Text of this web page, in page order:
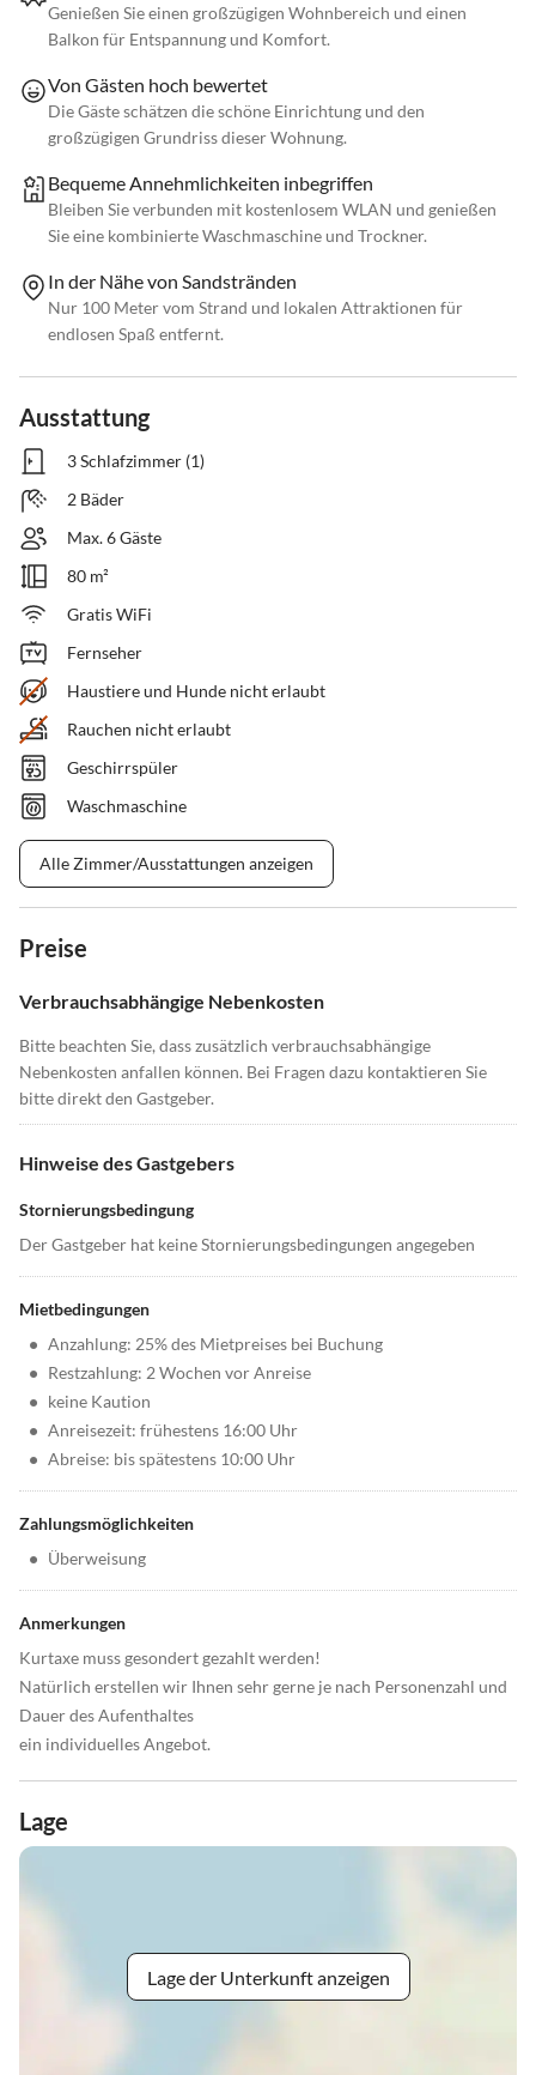
Genießen Sie einen großzügigen Wohnbereich und einen
Balkon für Entspannung und Komfort.
Von Gästen hoch bewertet
Die Gäste schätzen die schöne Einrichtung und den
großzügigen Grundriss dieser Wohnung.
Bequeme Annehmlichkeiten inbegriffen
Bleiben Sie verbunden mit kostenlosem WLAN und genießen
Sie eine kombinierte Waschmaschine und Trockner.
In der Nähe von Sandstränden
Nur 100 Meter vom Strand und lokalen Attraktionen für
endlosen Spaß entfernt.
Ausstattung
3 Schlafzimmer (1)
2 Bäder
Max. 6 Gäste
80 m²
Gratis WiFi
Fernseher
Haustiere und Hunde nicht erlaubt
Rauchen nicht erlaubt
Geschirrspüler
Waschmaschine
Alle Zimmer/Ausstattungen anzeigen
Preise
Verbrauchsabhängige Nebenkosten
Bitte beachten Sie, dass zusätzlich verbrauchsabhängige
Nebenkosten anfallen können. Bei Fragen dazu kontaktieren Sie
bitte direkt den Gastgeber.
Hinweise des Gastgebers
Stornierungsbedingung
Der Gastgeber hat keine Stornierungsbedingungen angegeben
Mietbedingungen
• Anzahlung: 25% des Mietpreises bei Buchung
• Restzahlung: 2 Wochen vor Anreise
• keine Kaution
• Anreisezeit: frühestens 16:00 Uhr
• Abreise: bis spätestens 10:00 Uhr
Zahlungsmöglichkeiten
• Überweisung
Anmerkungen
Kurtaxe muss gesondert gezahlt werden!
Natürlich erstellen wir Ihnen sehr gerne je nach Personenzahl und
Dauer des Aufenthaltes
ein individuelles Angebot.
Lage
Lage der Unterkunft anzeigen